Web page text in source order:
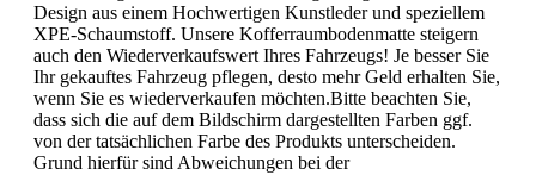
Design aus einem Hochwertigen Kunstleder und speziellem
XPE-Schaumstoff. Unsere Kofferraumbodenmatte steigern
auch den Wiederverkaufswert Ihres Fahrzeugs! Je besser Sie
Ihr gekauftes Fahrzeug pflegen, desto mehr Geld erhalten Sie,
wenn Sie es wiederverkaufen möchten.Bitte beachten Sie,
dass sich die auf dem Bildschirm dargestellten Farben ggf.
von der tatsächlichen Farbe des Produkts unterscheiden.
Grund hierfür sind Abweichungen bei der